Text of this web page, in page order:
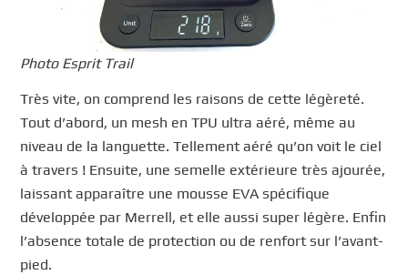
Photo Esprit Trail
Très vite, on comprend les raisons de cette légèreté.
Tout d’abord, un mesh en TPU ultra aéré, même au
niveau de la languette. Tellement aéré qu’on voit le ciel
à travers ! Ensuite, une semelle extérieure très ajourée,
laissant apparaître une mousse EVA spécifique
développée par Merrell, et elle aussi super légère. Enfin
l’absence totale de protection ou de renfort sur l’avant-
pied.